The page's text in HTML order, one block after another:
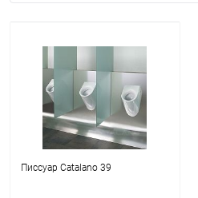
Писсуар Catalano 39